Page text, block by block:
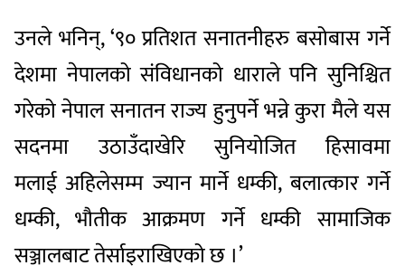
उनले भनिन्, ‘९० प्रतिशत सनातनीहरु बसोबास गर्ने
देशमा नेपालको संविधानको धाराले पनि सुनिश्चित
गरेको नेपाल सनातन राज्य हुनुपर्ने भन्ने कुरा मैले यस
सदनमा उठाउँदाखेरि सुनियोजित हिसावमा
मलाई अहिलेसम्म ज्यान मार्ने धम्की, बलात्कार गर्ने
धम्की, भौतीक आक्रमण गर्ने धम्की सामाजिक
सञ्जालबाट तेर्साइराखिएको छ ।’